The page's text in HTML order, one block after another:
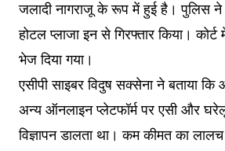
जलादी नागराजू के रूप में हुई है। पुलिस ने
होटल प्लाजा इन से गिरफ्तार किया।
भेज दिया गया।
एसीपी साइबर विदुष सक्सेना ने बताया
अन्य ऑनलाइन प्लेटफॉर्म पर एसी और
विज्ञापन डालता था। कम कीमत का